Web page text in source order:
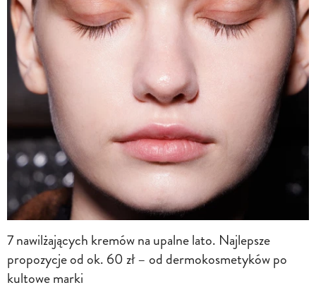
7 nawilżających kremów na upalne lato. Najlepsze
propozycje od ok. 60 zł – od dermokosmetyków po
kultowe marki